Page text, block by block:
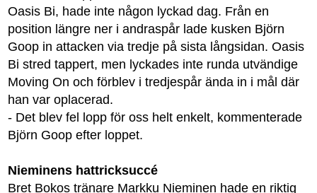
Oasis Bi, hade inte någon lyckad dag. Från en
position längre ner i andraspår lade kusken Björn
Goop in attacken via tredje på sista långsidan. Oasis
Bi stred tappert, men lyckades inte runda utvändige
Moving On och förblev i tredjespår ända in i mål där
han var oplacerad.
- Det blev fel lopp för oss helt enkelt, kommenterade
Björn Goop efter loppet.
Nieminens hattricksuccé
Bret Bokos tränare Markku Nieminen hade en riktig